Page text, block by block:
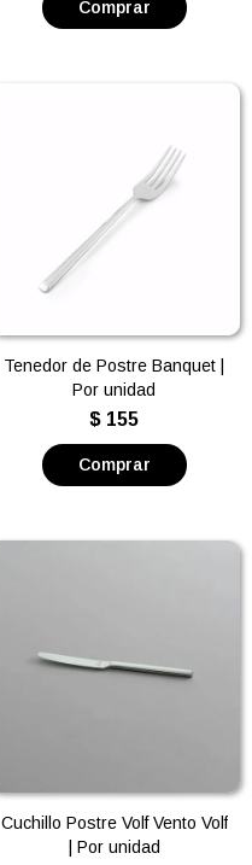
Tenedor de Postre Banquet |
Por unidad
$ 155
Cuchillo Postre Volf Vento Volf
| Por unidad